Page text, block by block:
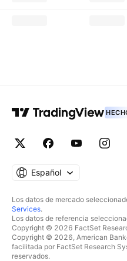
Español
Los datos de mercado
Services.
Los datos de referencia
Copyright © 2026 FactSet
Copyright © 2026, American
facilitada por FactSet Research
reservados.